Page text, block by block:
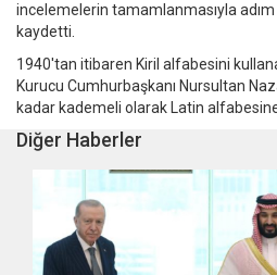
incelemelerin tamamlanmasıyla adım
kaydetti.
1940'tan itibaren Kiril alfabesini
Kurucu Cumhurbaşkanı Nursultan
kadar kademeli olarak Latin alfabesine
Diğer Haberler